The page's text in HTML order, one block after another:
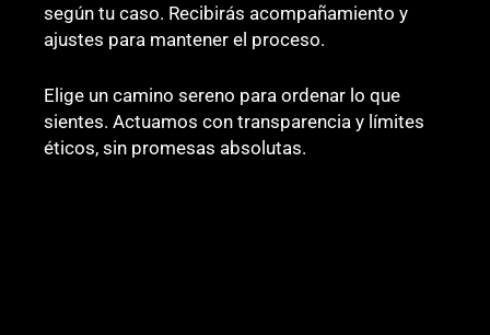
según tu caso. Recibirás acompañamiento y
ajustes para mantener el proceso.
Elige un camino sereno para ordenar lo que
sientes. Actuamos con transparencia y límites
éticos, sin promesas absolutas.